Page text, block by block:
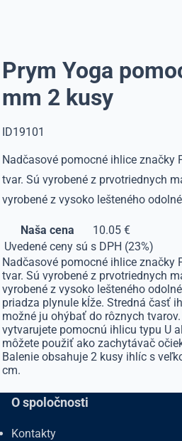
Prym Yoga
mm 2 kusy
ID19101
Nadčasové pomocné ihlice značky
tvar. Sú vyrobené z prvotriednych
vyrobené z vysoko lešteného
Naša cena
10.05 €
Uvedené ceny sú s DPH (23%)
Nadčasové pomocné ihlice značky
tvar. Sú vyrobené z prvotriednych
vyrobené z vysoko lešteného
priadza plynule kĺže. Stredná časť
možné ju ohýbať do rôznych
vytvarujete pomocnú ihlicu typu U
môžete použiť ako zachytávač
Balenie obsahuje 2 kusy ihlíc s
cm.
O spoločnosti
Kontakty